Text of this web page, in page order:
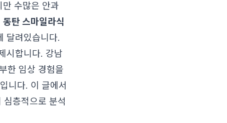
수많은 안과
동탄 스마일라식
달려있습니다.
시합니다. 강남
한 임상 경험을
니다. 이 글에서
층적으로 분석